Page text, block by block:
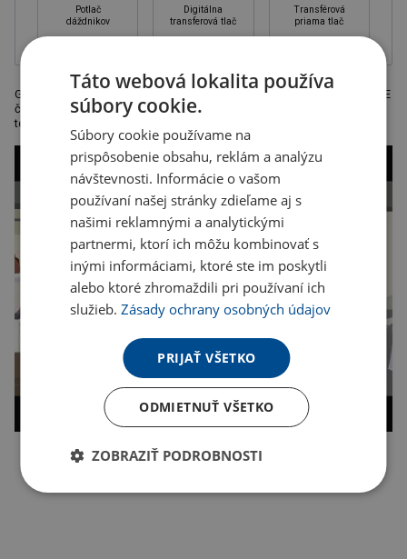
Potlač
dáždnikov
Digitálna
transferová tlač
Transférová
priama tlač
Golfový dáždnik s ventilačnou funkciou v XXL veľkosti z hodvábneho PE
čiernej farby, vhodný pre všetky golfové vozíky. Odporúčaná
technológia tlače: sieťotlač S2. Rozmery: o 130 x 97 cm
Táto webová lokalita používa
súbory cookie.
Súbory cookie používame na
prispôsobenie obsahu, reklám a analýzu
návštevnosti. Informácie o vašom
používaní našej stránky zdieľame aj s
našimi reklamnými a analytickými
partnermi, ktorí ich môžu kombinovať s
inými informáciami, ktoré ste im poskytli
alebo ktoré zhromaždili pri používaní ich
služieb.Zásady ochrany osobných údajov
PRIJAŤ VŠETKO
ODMIETNUŤ VŠETKO
ZOBRAZIŤ PODROBNOSTI